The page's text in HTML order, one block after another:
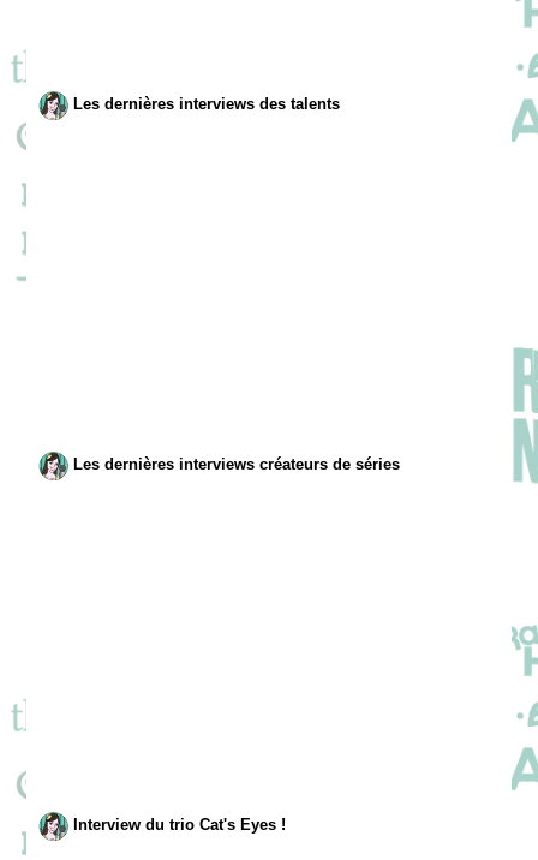
Les dernières interviews des talents
Les dernières interviews créateurs de séries
Interview du trio Cat's Eyes !